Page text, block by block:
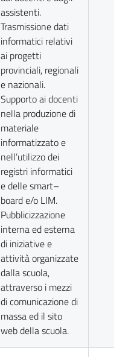
assistenti.
Trasmissione dati
informatici relativi
ai progetti
provinciali, regionali
e nazionali.
Supporto ai docenti
nella produzione di
materiale
informatizzato e
nell’utilizzo dei
registri informatici
e delle smart–
board e/o LIM.
Pubblicizzazione
interna ed esterna
di iniziative e
attività organizzate
dalla scuola,
attraverso i mezzi
di comunicazione di
massa ed il sito
web della scuola.